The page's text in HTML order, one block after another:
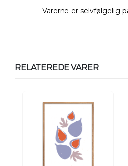
Varerne er selvfølgelig
RELATEREDE VARER